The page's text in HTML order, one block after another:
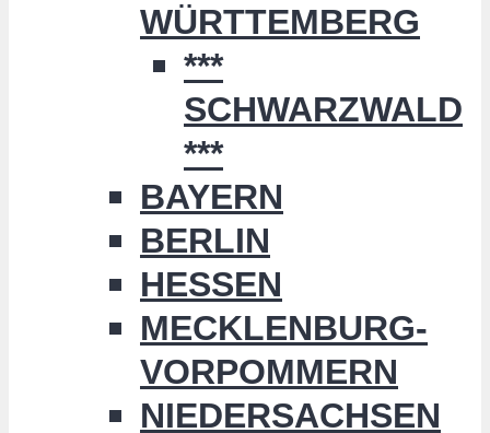
WÜRTTEMBERG
***
SCHWARZWALD
***
BAYERN
BERLIN
HESSEN
MECKLENBURG-
VORPOMMERN
NIEDERSACHSEN